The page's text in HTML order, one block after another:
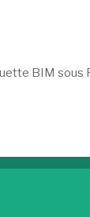
BIM sous